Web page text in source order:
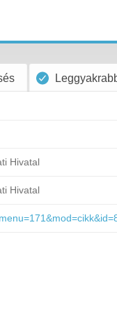
Hivatal
Hivatal